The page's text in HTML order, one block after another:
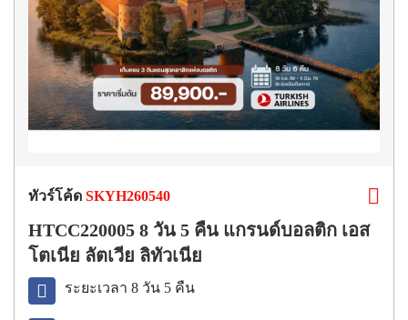
ทัวร์โค้ด SKYH260540
HTCC220005 8 วัน 5 คืน แกรนด์บอลติก เอส
โตเนีย ลัตเวีย ลิทัวเนีย
ระยะเวลา 8 วัน 5 คืน